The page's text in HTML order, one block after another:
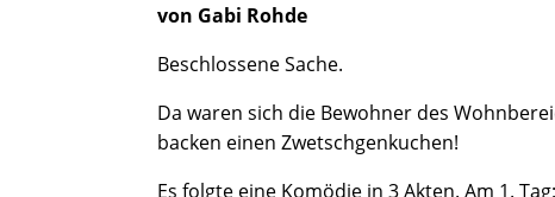
von Gabi Rohde
Beschlossene Sache.
Da waren sich die Bewohner des
backen einen Zwetschgenkuchen!
Es folgte eine Komödie in 3 Akten. Am 1.